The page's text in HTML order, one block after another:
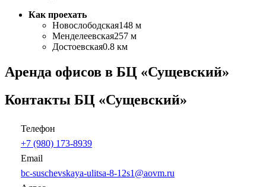
Как проехать
Новослободская148 м
Менделеевская257 м
Достоевская0.8 км
Аренда офисов в БЦ «Сущевский»
Контакты БЦ «Сущевский»
Телефон
+7 (980) 173-8939
Email
bc-suschevskaya-ulitsa-8-12s1@aovm.ru